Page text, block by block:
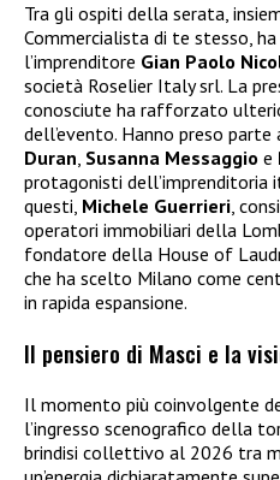
Tra gli ospiti della serata,
Commercialista di te stesso,
l’imprenditore Gian Paolo
società Roselier Italy srl. La
conosciute ha rafforzato
dell’evento. Hanno preso
Duran, Susanna Messaggio e
protagonisti dell’imprenditoria
questi, Michele Guerrieri,
operatori immobiliari della
fondatore della House of
che ha scelto Milano come
in rapida espansione.
Il pensiero di Masci e la
Il momento più coinvolgente
l’ingresso scenografico della
brindisi collettivo al 2026 tra